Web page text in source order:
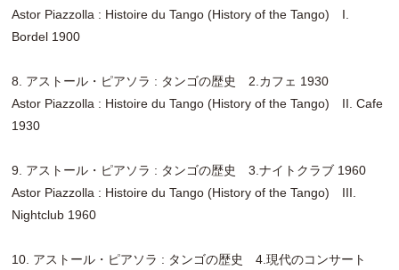
Astor Piazzolla : Histoire du Tango (History of the Tango) I.
Bordel 1900
8. アストール・ピアソラ : タンゴの歴史 2.カフェ 1930
Astor Piazzolla : Histoire du Tango (History of the Tango) II. Cafe
1930
9. アストール・ピアソラ : タンゴの歴史 3.ナイトクラブ 1960
Astor Piazzolla : Histoire du Tango (History of the Tango) III.
Nightclub 1960
10. アストール・ピアソラ : タンゴの歴史 4.現代のコンサート